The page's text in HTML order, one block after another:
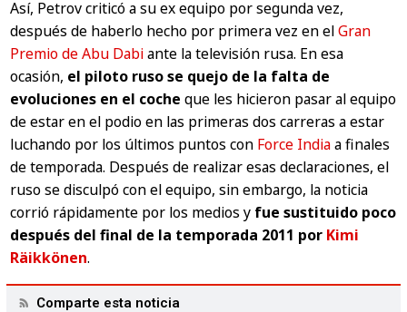
Así, Petrov criticó a su ex equipo por segunda vez,
después de haberlo hecho por primera vez en elGran
Premio de Abu Dabiante la televisión rusa. En esa
ocasión, el piloto ruso se quejo de la falta de
evoluciones en el coche que les hicieron pasar al equipo
de estar en el podio en las primeras dos carreras a estar
luchando por los últimos puntos con Force Indiaa finales
de temporada. Después de realizar esas declaraciones, el
ruso se disculpó con el equipo, sin embargo, la noticia
corrió rápidamente por los medios y fue sustituido poco
después del final de la temporada 2011 por Kimi
Räikkönen.
Comparte esta noticia